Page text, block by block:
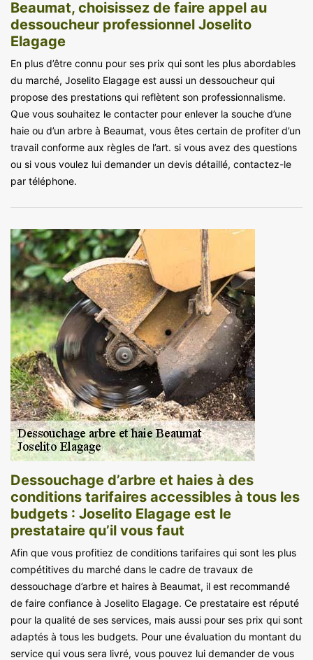
Beaumat, choisissez de faire appel au
dessoucheur professionnel Joselito
Elagage
En plus d’être connu pour ses prix qui sont les plus abordables
du marché, Joselito Elagage est aussi un dessoucheur qui
propose des prestations qui reflètent son professionnalisme.
Que vous souhaitez le contacter pour enlever la souche d’une
haie ou d’un arbre à Beaumat, vous êtes certain de profiter d’un
travail conforme aux règles de l’art. si vous avez des questions
ou si vous voulez lui demander un devis détaillé, contactez-le
par téléphone.
Dessouchage d’arbre et haies à des
conditions tarifaires accessibles à tous les
budgets : Joselito Elagage est le
prestataire qu’il vous faut
Afin que vous profitiez de conditions tarifaires qui sont les plus
compétitives du marché dans le cadre de travaux de
dessouchage d’arbre et haires à Beaumat, il est recommandé
de faire confiance à Joselito Elagage. Ce prestataire est réputé
pour la qualité de ses services, mais aussi pour ses prix qui sont
adaptés à tous les budgets. Pour une évaluation du montant du
service qui vous sera livré, vous pouvez lui demander de vous